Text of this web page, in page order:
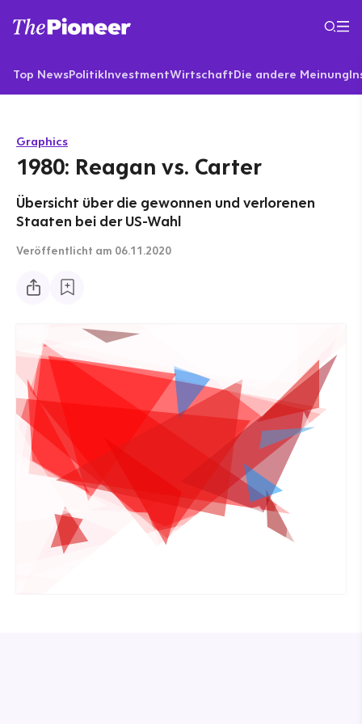
Top NewsPolitikInvestmentWirtschaftDie andere Meinung
Graphics
1980: Reagan vs. Carter
Übersicht über die gewonnen und verlorenen
Staaten bei der US-Wahl
Veröffentlicht am 06.11.2020